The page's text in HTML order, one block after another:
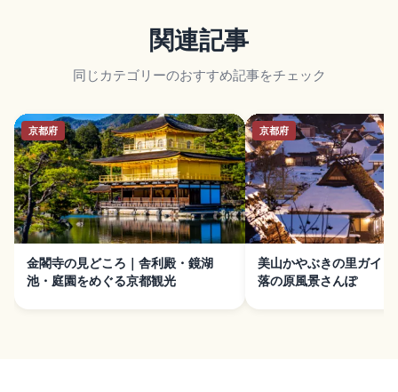
関連記事
同じカテゴリーのおすすめ記事をチェック
京都府
金閣寺の見どころ｜舎利殿・鏡湖
池・庭園をめぐる京都観光
京都府
美山かやぶきの里ガイド
落の原風景さんぽ